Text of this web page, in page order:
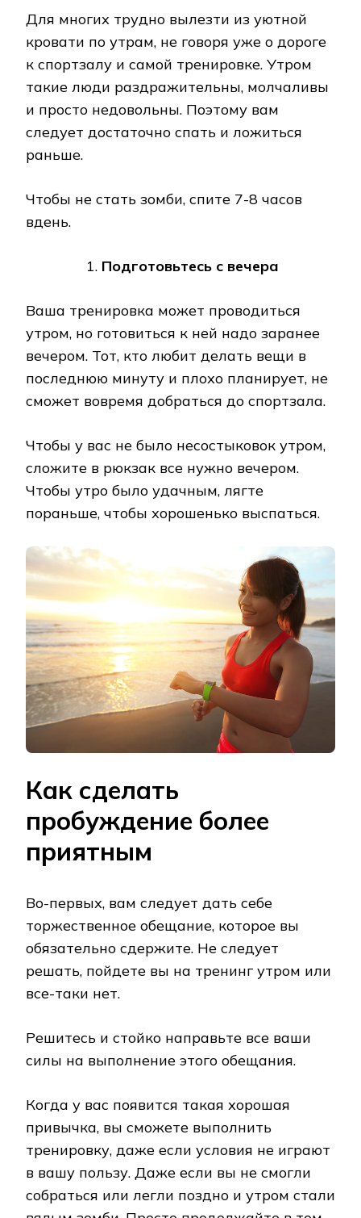
Для многих трудно вылезти из уютной
кровати по утрам, не говоря уже о дороге
к спортзалу и самой тренировке. Утром
такие люди раздражительны, молчаливы
и просто недовольны. Поэтому вам
следует достаточно спать и ложиться
раньше.
Чтобы не стать зомби, спите 7-8 часов
вдень.
Подготовьтесь с вечера
Ваша тренировка может проводиться
утром, но готовиться к ней надо заранее
вечером. Тот, кто любит делать вещи в
последнюю минуту и плохо планирует, не
сможет вовремя добраться до спортзала.
Чтобы у вас не было несостыковок утром,
сложите в рюкзак все нужно вечером.
Чтобы утро было удачным, лягте
пораньше, чтобы хорошенько выспаться.
Как сделать
пробуждение более
приятным
Во-первых, вам следует дать себе
торжественное обещание, которое вы
обязательно сдержите. Не следует
решать, пойдете вы на тренинг утром или
все-таки нет.
Решитесь и стойко направьте все ваши
силы на выполнение этого обещания.
Когда у вас появится такая хорошая
привычка, вы сможете выполнить
тренировку, даже если условия не играют
в вашу пользу. Даже если вы не смогли
собраться или легли поздно и утром стали